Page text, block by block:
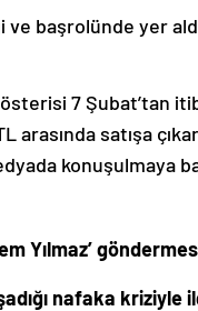
başrolünde yer
7 Şubat’tan
satışa
konuşulmaya
Yılmaz’
nafaka kriziyle